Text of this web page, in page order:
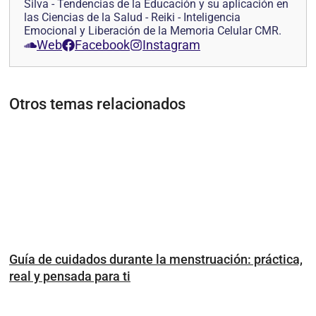
Silva - Tendencias de la Educación y su aplicación en
las Ciencias de la Salud - Reiki - Inteligencia
Emocional y Liberación de la Memoria Celular CMR.
Web Facebook Instagram
Otros temas relacionados
Guía de cuidados durante la menstruación: práctica,
real y pensada para ti